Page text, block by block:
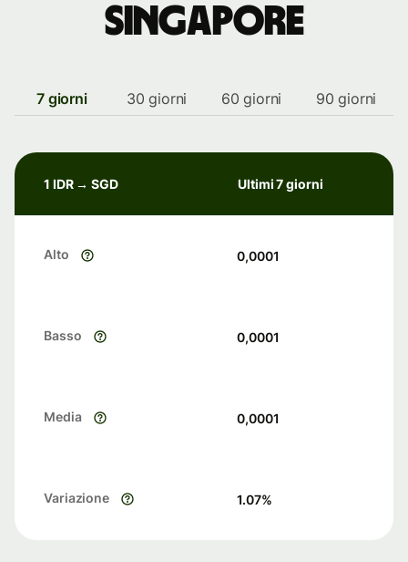
Singapore
7 giorni 30 giorni 60 giorni 90 giorni
1 IDR → SGD Ultimi 7 giorni
Alto 0,0001
Basso 0,0001
Media 0,0001
Variazione 1.07%